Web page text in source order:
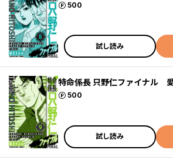
500
ポイント
試し読み
特命係長 只野仁ファイナル
500
ポイント
試し読み